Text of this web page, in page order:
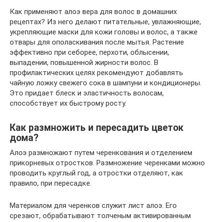
Как применяют алоэ вера для волос в домашних
рецептах? Из него делают питательные, увлажняющие,
укрепляющие маски для кожи головы и волос, а также
отвары для ополаскивания после мытья. Растение
эффективно при себорее, перхоти, облысении,
выпадении, повышенной жирности волос. В
профилактических целях рекомендуют добавлять
чайную ложку свежего сока в шампуни и кондиционеры.
Это придает блеск и эластичность волосам,
способствует их быстрому росту.
Как размножить и пересадить цветок
дома?
Алоэ размножают путем черенкования и отделением
прикорневых отростков. Размножение черенками можно
проводить круглый год, а отростки отделяют, как
правило, при пересадке.
Материалом для черенков служит лист алоэ. Его
срезают, обрабатывают толченым активированным